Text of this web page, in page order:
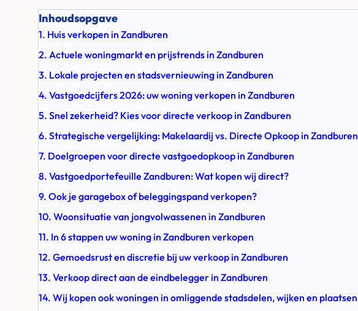
Inhoudsopgave
1. Huis verkopen in Zandburen
2. Actuele woningmarkt en prijstrends in Zandburen
3. Lokale projecten en stadsvernieuwing in Zandburen
4. Vastgoedcijfers 2026: uw woning verkopen in Zandburen
5. Snel zekerheid? Kies voor directe verkoop in Zandburen
6. Strategische vergelijking: Makelaardij vs. Directe Opkoop in Zandburen
7. Doelgroepen voor directe vastgoedopkoop in Zandburen
8. Vastgoedportefeuille Zandburen: Wat kopen wij direct?
9. Ook je garagebox of beleggingspand verkopen?
10. Woonsituatie van jongvolwassenen in Zandburen
11. In 6 stappen uw woning in Zandburen verkopen
12. Gemoedsrust en discretie bij uw verkoop in Zandburen
13. Verkoop direct aan de eindbelegger in Zandburen
14. Wij kopen ook woningen in omliggende stadsdelen, wijken en plaatsen